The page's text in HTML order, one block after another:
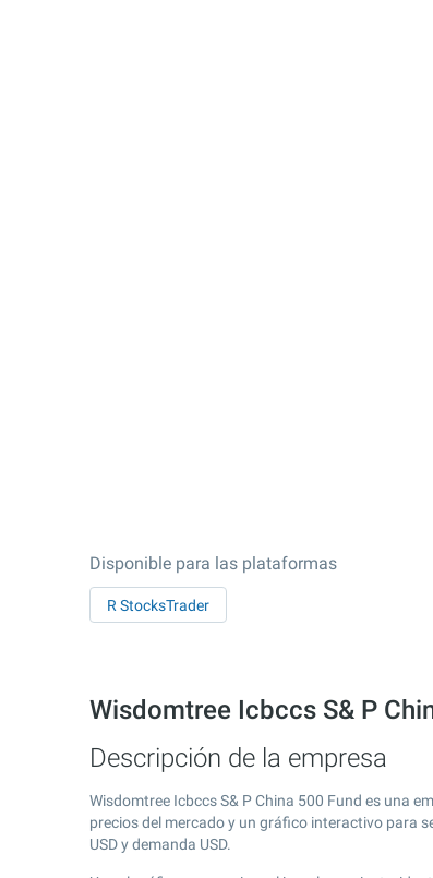
Disponible para las plataformas
R StocksTrader
Wisdomtree Icbccs S& P
Descripción de la empresa
Wisdomtree Icbccs S& P China 500 Fund es una
precios del mercado y un gráfico interactivo para
USD y demanda USD.